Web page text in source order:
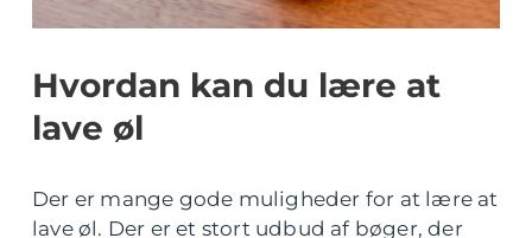
Hvordan kan du lære at
lave øl
Der er mange gode muligheder for at lære at
lave øl. Der er et stort udbud af bøger, der